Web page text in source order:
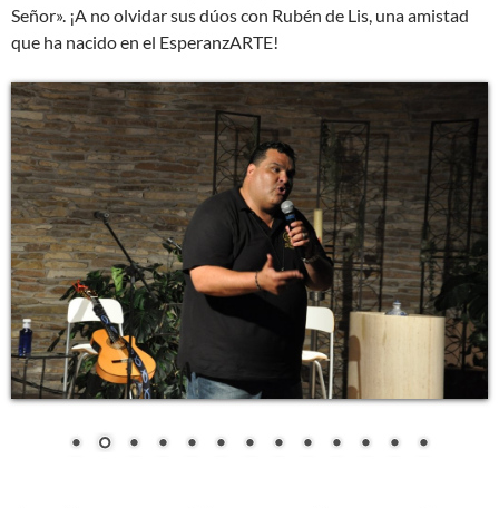
Señor». ¡A no olvidar sus dúos con Rubén de Lis, una amistad
que ha nacido en el EsperanzARTE!